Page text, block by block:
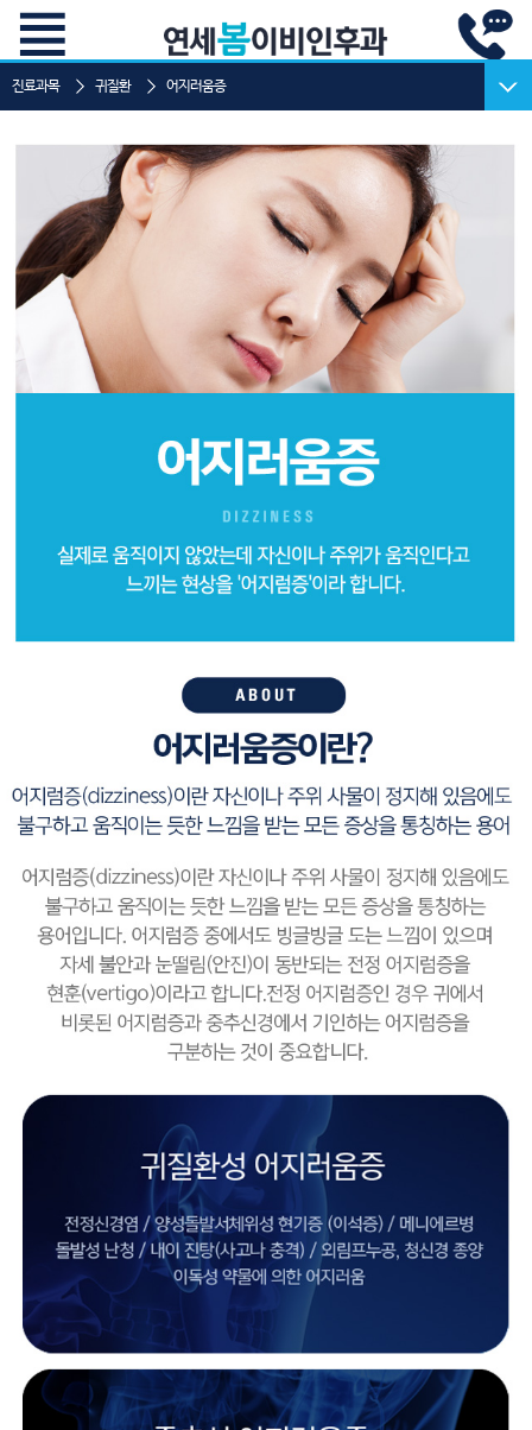
진료과목 귀질환 어지러움증
- 부비동염(축농증)
- 알레르기 비염
- 코골이,수면무호흡
- 후각장애
- 편도선염
- 편도결석
- 역류성 인후두염
- 음성장애
- 구내염
- 중이염
- 외이도염
- 난청
- 이명
- 어지러움증
초음파클리닉
- 갑상선/목멍울
- 경동맥 초음파
수면클리닉
- 건강보험 적용안내